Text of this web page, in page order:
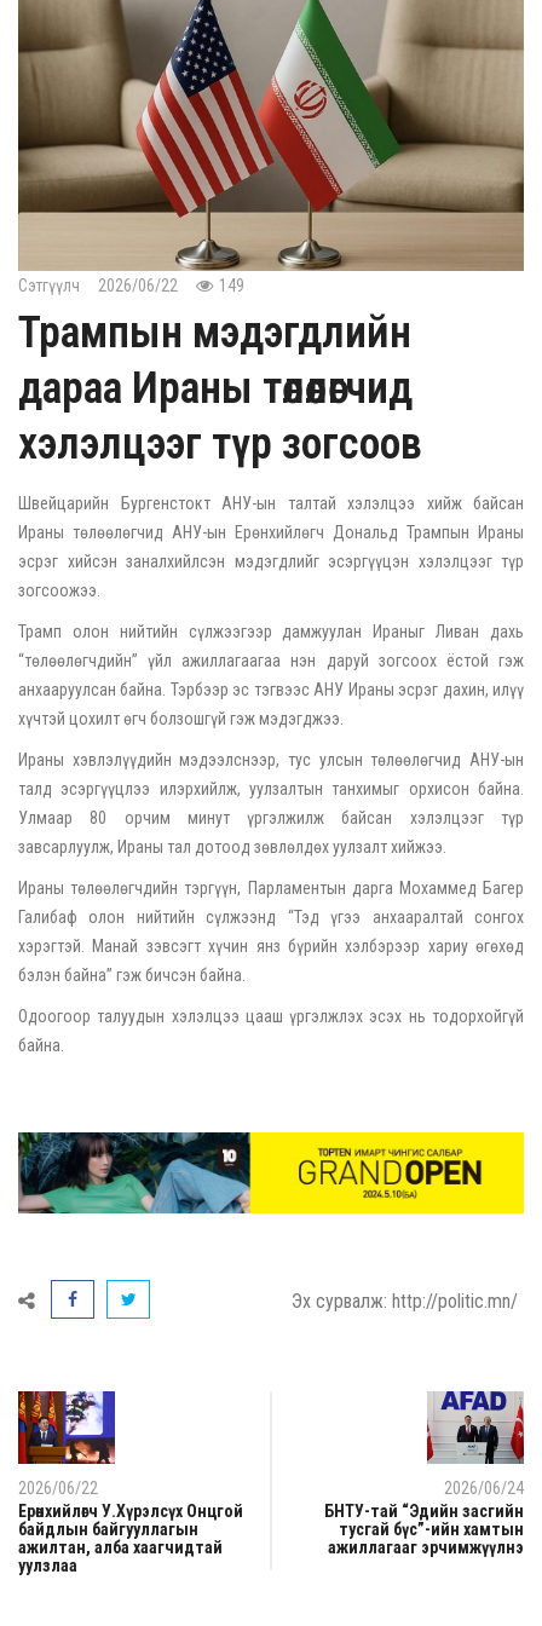
Сэтгүүлч 2026/06/22 149
Трампын мэдэгдлийн
дараа Ираны төлөөлөгчид
хэлэлцээг түр зогсоов
Швейцарийн Бургенстокт АНУ-ын талтай хэлэлцээ хийж байсан
Ираны төлөөлөгчид АНУ-ын Ерөнхийлөгч Дональд Трампын Ираны
эсрэг хийсэн заналхийлсэн мэдэгдлийг эсэргүүцэн хэлэлцээг түр
зогсоожээ.
Трамп олон нийтийн сүлжээгээр дамжуулан Ираныг Ливан дахь
“төлөөлөгчдийн” үйл ажиллагаагаа нэн даруй зогсоох ёстой гэж
анхааруулсан байна. Тэрбээр эс тэгвээс АНУ Ираны эсрэг дахин, илүү
хүчтэй цохилт өгч болзошгүй гэж мэдэгджээ.
Ираны хэвлэлүүдийн мэдээлснээр, тус улсын төлөөлөгчид АНУ-ын
талд эсэргүүцлээ илэрхийлж, уулзалтын танхимыг орхисон байна.
Улмаар 80 орчим минут үргэлжилж байсан хэлэлцээг түр
завсарлуулж, Ираны тал дотоод зөвлөлдөх уулзалт хийжээ.
Ираны төлөөлөгчдийн тэргүүн, Парламентын дарга Мохаммед Багер
Галибаф олон нийтийн сүлжээнд “Тэд үгээ анхааралтай сонгох
хэрэгтэй. Манай зэвсэгт хүчин янз бүрийн хэлбэрээр хариу өгөхөд
бэлэн байна” гэж бичсэн байна.
Одоогоор талуудын хэлэлцээ цааш үргэлжлэх эсэх нь тодорхойгүй
байна.
Эх сурвалж: http://politic.mn/
2026/06/22
Ерөнхийлөгч У.Хүрэлсүх Онцгой
байдлын байгууллагын
ажилтан, алба хаагчидтай
уулзлаа
2026/06/24
БНТУ-тай “Эдийн засгийн
тусгай бүс”-ийн хамтын
ажиллагааг эрчимжүүлнэ